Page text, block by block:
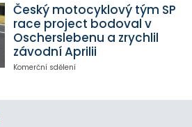
Český motocyklový tým SP
race project bodoval v
Oscherslebenu a zrychlil
závodní Aprilii
Komerční sdělení